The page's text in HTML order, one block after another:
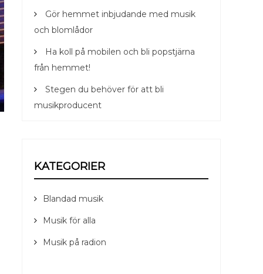
Gör hemmet inbjudande med musik
och blomlådor
Ha koll på mobilen och bli popstjärna
från hemmet!
Stegen du behöver för att bli
musikproducent
KATEGORIER
Blandad musik
Musik för alla
Musik på radion